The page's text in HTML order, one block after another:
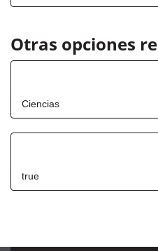
Otras opciones
Ciencias
true